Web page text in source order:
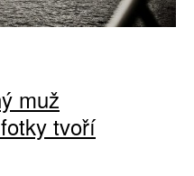
muž
tvoří